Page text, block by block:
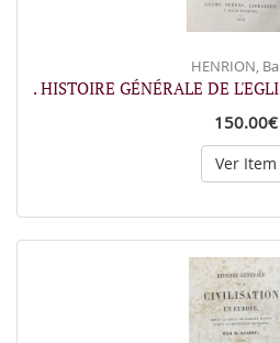
HENRION,
. HISTOIRE GÉNÉRALE DE
150.00€
Ver Item